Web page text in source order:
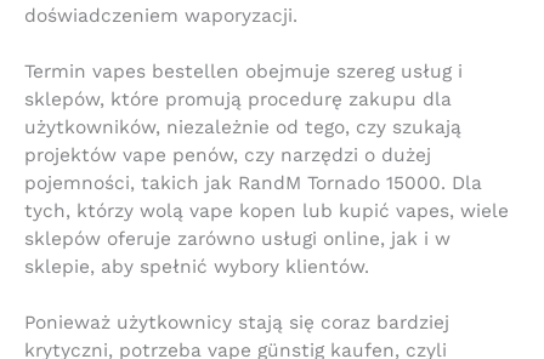
doświadczeniem waporyzacji.
Termin vapes bestellen obejmuje szereg usług i
sklepów, które promują procedurę zakupu dla
użytkowników, niezależnie od tego, czy szukają
projektów vape penów, czy narzędzi o dużej
pojemności, takich jak RandM Tornado 15000. Dla
tych, którzy wolą vape kopen lub kupić vapes, wiele
sklepów oferuje zarówno usługi online, jak i w
sklepie, aby spełnić wybory klientów.
Ponieważ użytkownicy stają się coraz bardziej
krytyczni, potrzeba vape günstig kaufen, czyli